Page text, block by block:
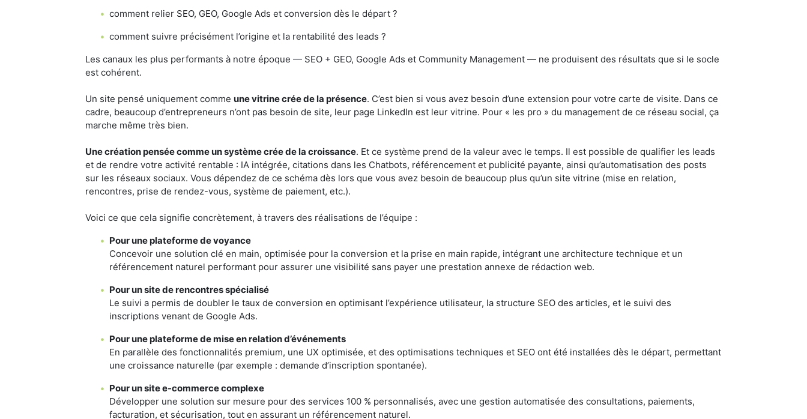
comment relier SEO, GEO, Google Ads et conversion dès le départ ?
comment suivre précisément l’origine et la rentabilité des leads ?
Les canaux les plus performants à notre époque — SEO + GEO, Google Ads et Community Management — ne produisent des résultats que si le socle
est cohérent.
Un site pensé uniquement comme une vitrine crée de la présence. C’est bien si vous avez besoin d’une extension pour votre carte de visite. Dans ce
cadre, beaucoup d’entrepreneurs n’ont pas besoin de site, leur page LinkedIn est leur vitrine. Pour « les pro » du management de ce réseau social, ça
marche même très bien.
Une création pensée comme un système crée de la croissance. Et ce système prend de la valeur avec le temps. Il est possible de qualifier les leads
et de rendre votre activité rentable : IA intégrée, citations dans les Chatbots, référencement et publicité payante, ainsi qu’automatisation des posts
sur les réseaux sociaux. Vous dépendez de ce schéma dès lors que vous avez besoin de beaucoup plus qu’un site vitrine (mise en relation,
rencontres, prise de rendez-vous, système de paiement, etc.).
Voici ce que cela signifie concrètement, à travers des réalisations de l’équipe :
Pour une plateforme de voyance
Concevoir une solution clé en main, optimisée pour la conversion et la prise en main rapide, intégrant une architecture technique et un
référencement naturel performant pour assurer une visibilité sans payer une prestation annexe de rédaction web.
Pour un site de rencontres spécialisé
Le suivi a permis de doubler le taux de conversion en optimisant l’expérience utilisateur, la structure SEO des articles, et le suivi des
inscriptions venant de Google Ads.
Pour une plateforme de mise en relation d’événements
En parallèle des fonctionnalités premium, une UX optimisée, et des optimisations techniques et SEO ont été installées dès le départ, permettant
une croissance naturelle (par exemple : demande d’inscription spontanée).
Pour un site e-commerce complexe
Développer une solution sur mesure pour des services 100 % personnalisés, avec une gestion automatisée des consultations, paiements,
facturation, et sécurisation, tout en assurant un référencement naturel.